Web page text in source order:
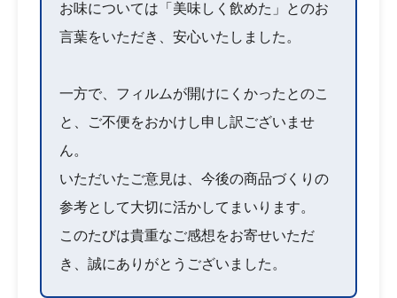
お味については「美味しく飲めた」とのお
言葉をいただき、安心いたしました。
一方で、フィルムが開けにくかったとのこ
と、ご不便をおかけし申し訳ございませ
ん。
いただいたご意見は、今後の商品づくりの
参考として大切に活かしてまいります。
このたびは貴重なご感想をお寄せいただ
き、誠にありがとうございました。